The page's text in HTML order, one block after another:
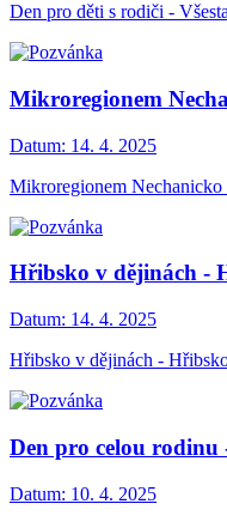
Den pro děti s rodiči -
Mikroregionem
Datum: 14. 4. 2025
Mikroregionem
Hřibsko v dějinách -
Datum: 14. 4. 2025
Hřibsko v dějinách -
Den pro celou rodinu
Datum: 10. 4. 2025